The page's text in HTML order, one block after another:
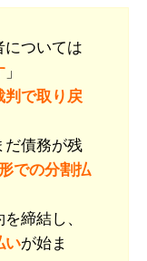
については
」
判で取り戻
だ債務が残
での分割払
締結し、
いが始ま